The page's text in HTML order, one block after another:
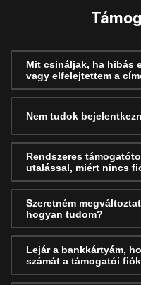
Mit csináljak, ha hibás
vagy elfelejtettem a
Nem tudok
Rendszeres
utalással, miért nincs
Szeretném
hogyan tudom?
Lejár a bankkártyám,
számát a támogatói